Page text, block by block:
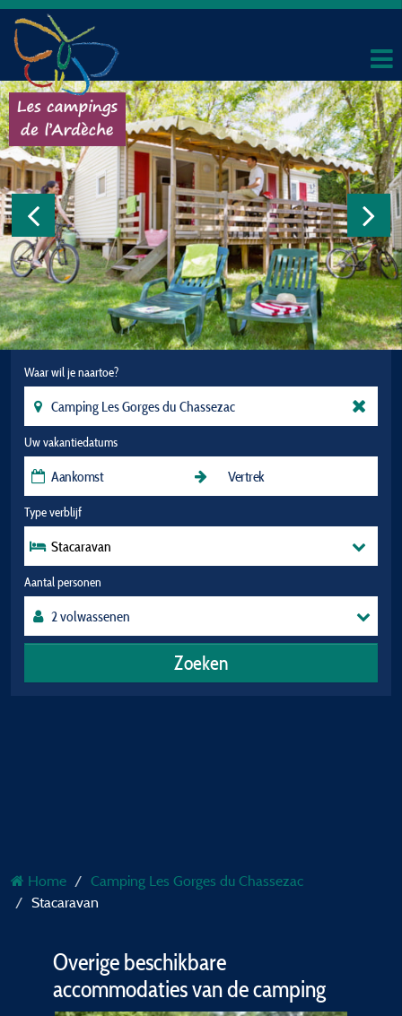
Waar wil je naartoe?
Uw vakantiedatums
Type verblijf
Stacaravan
Aantal personen
Zoeken
Home
Camping Les Gorges du Chassezac
Stacaravan
Overige beschikbare
accommodaties van de camping